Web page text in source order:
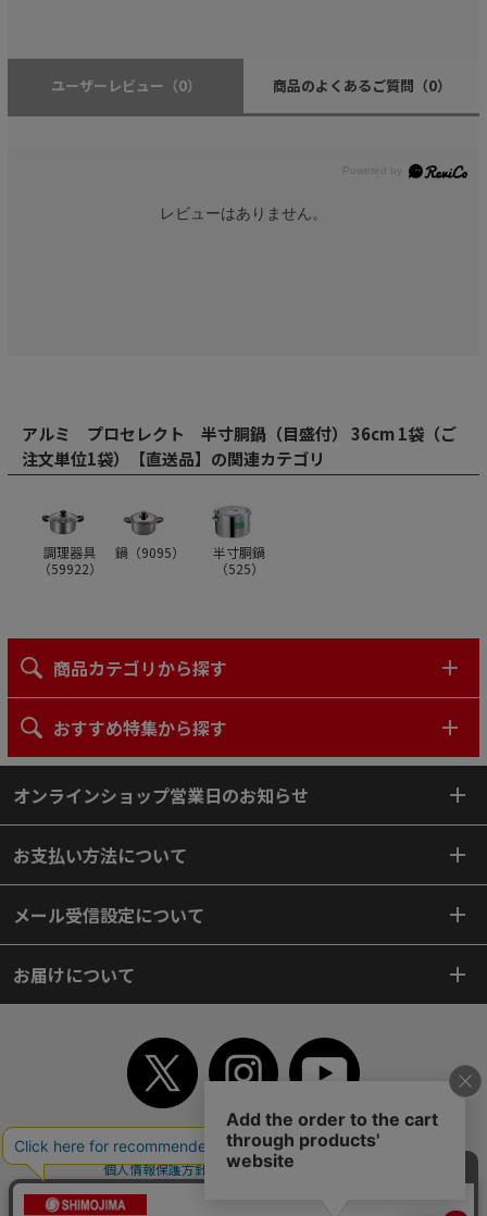
ユーザーレビュー （0） 商品のよくあるご質問 （0）
レビューはありません。
アルミ プロセレクト 半寸胴鍋（目盛付） 36cm 1袋（ご
注文単位1袋）【直送品】の関連カテゴリ
調理器具
（59922）
鍋（9095）
半寸胴鍋
（525）
商品カテゴリから探す
おすすめ特集から探す
オンラインショップ営業日のお知らせ
お支払い方法について
メール受信設定について
お届けについて
TOP 初めてご利用のお客様へ ご利用案内
ご利用規約
個人情報保護方針
特定商取引法
よくあるご質問
サイトマップ